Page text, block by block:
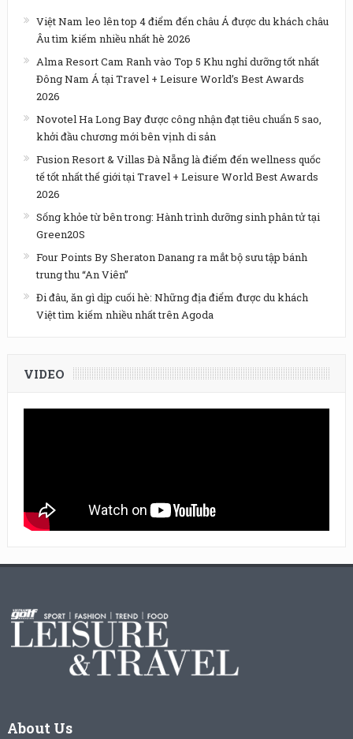
Việt Nam leo lên top 4 điểm đến châu Á được du khách châu
Âu tìm kiếm nhiều nhất hè 2026
Alma Resort Cam Ranh vào Top 5 Khu nghỉ dưỡng tốt nhất
Đông Nam Á tại Travel + Leisure World’s Best Awards
2026
Novotel Ha Long Bay được công nhận đạt tiêu chuẩn 5 sao,
khởi đầu chương mới bên vịnh di sản
Fusion Resort & Villas Đà Nẵng là điểm đến wellness quốc
tế tốt nhất thế giới tại Travel + Leisure World Best Awards
2026
Sống khỏe từ bên trong: Hành trình dưỡng sinh phân tử tại
Green20S
Four Points By Sheraton Danang ra mắt bộ sưu tập bánh
trung thu “An Viên”
Đi đâu, ăn gì dịp cuối hè: Những địa điểm được du khách
Việt tìm kiếm nhiều nhất trên Agoda
VIDEO
About Us